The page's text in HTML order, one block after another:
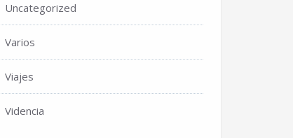
Uncategorized
Varios
Viajes
Videncia